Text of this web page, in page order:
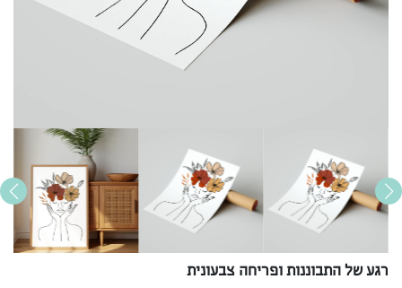
רגע של התבוננות ופריחה צבעונית